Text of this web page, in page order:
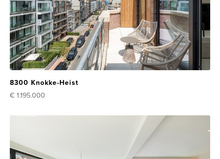
8300 Knokke-Heist
€ 1.195.000